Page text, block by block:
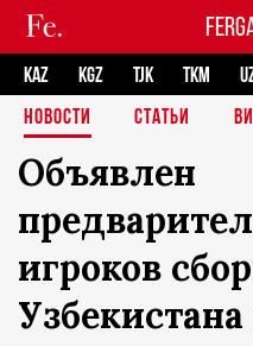
KAZ KGZ TJK TKM
НОВОСТИ
СТАТЬИ
Объявлен
игроков